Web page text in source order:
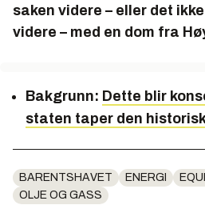
saken videre – eller det
videre – med en dom fra
Bakgrunn: Dette blir
staten taper den
BARENTSHAVET ENERGI
OLJE OG GASS